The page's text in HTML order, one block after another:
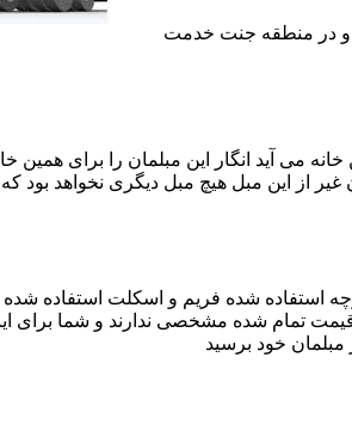
و در منطقه جنت خدمت
می آید انگار این مبلمان را برای
از این مبل هیچ مبل دیگری نخواهد بود
شده فریم و اسکلت استفاده شده و
شده مشخصی ندارند و شما برای
خود برسید